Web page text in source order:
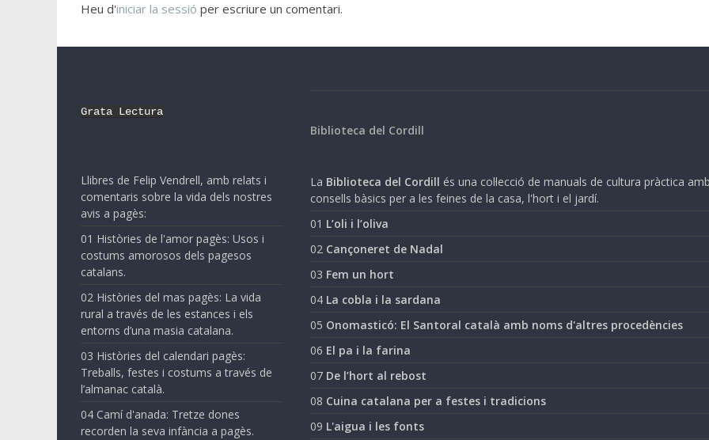
Heu d'iniciar la sessió per escriure un comentari.
Grata Lectura
Llibres de Felip Vendrell, amb relats i
comentaris sobre la vida dels nostres
avis a pagès:
01 Històries de l'amor pagès: Usos i
costums amorosos dels pagesos
catalans.
02 Històries del mas pagès: La vida
rural a través de les estances i els
entorns d’una masia catalana.
03 Històries del calendari pagès:
Treballs, festes i costums a través de
l’almanac català.
04 Camí d'anada: Tretze dones
recorden la seva infància a pagès.
Biblioteca del Cordill
La Biblioteca del Cordill és una col·lecció de manuals de cultura pràctica
consells bàsics per a les feines de la casa, l'hort i el jardí.
01 L’oli i l’oliva
02 Cançoneret de Nadal
03 Fem un hort
04 La cobla i la sardana
05 Onomasticó: El Santoral català amb noms d'altres procedències
06 El pa i la farina
07 De l’hort al rebost
08 Cuina catalana per a festes i tradicions
09 L'aigua i les fonts